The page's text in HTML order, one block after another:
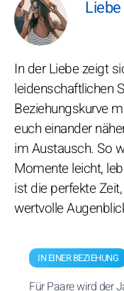
In der Liebe zeigt
leidenschaftlichen
Beziehungskurve
euch einander
im Austausch. So
Momente leicht,
ist die perfekte
wertvolle
IN EINER BEZIEHUNG
Für Paare wird der